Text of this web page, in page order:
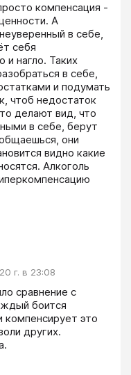
компенсация -
А
в себе,
себя
и нагло. Таких
в себе,
и подумать
чтоб недостаток
делают вид, что
в себе, берут
они
видно какие
Алкоголь
г. в 23:08
сравнение с
боится
компенсирует это
других.